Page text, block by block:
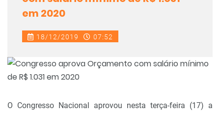
em 2020
18/12/2019 07:52
O Congresso Nacional aprovou nesta terça-feira (17) a